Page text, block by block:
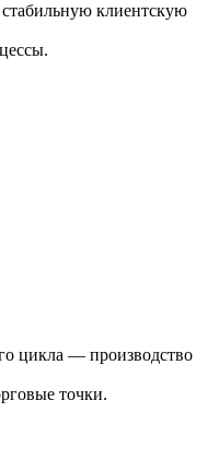
стабильную клиентскую
цикла — производство
точки.